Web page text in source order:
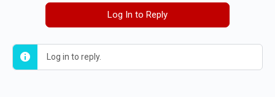
Log In to Reply
Log in to reply.